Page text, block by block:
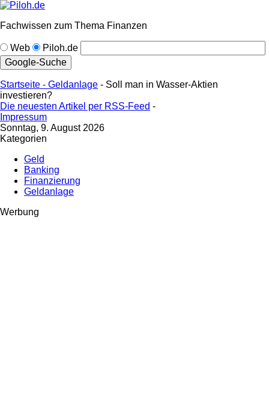
Fachwissen zum Thema Finanzen
Web Piloh.de
Startseite - Geldanlage - Soll man in Wasser-Aktien
investieren?
Die neuesten Artikel per RSS-Feed -
Impressum
Sonntag, 9. August 2026
Kategorien
Geld
Banking
Finanzierung
Geldanlage
Werbung